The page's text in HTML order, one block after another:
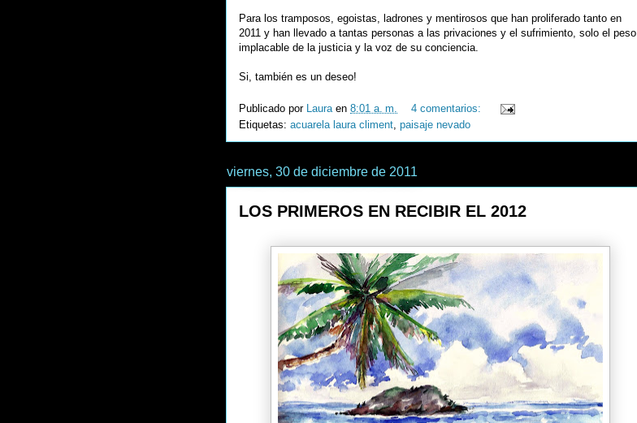
Para los tramposos, egoistas, ladrones y mentirosos que han proliferado tanto en
2011 y han llevado a tantas personas a las privaciones y el sufrimiento, solo el peso
implacable de la justicia y la voz de su conciencia.
Si, también es un deseo!
Publicado por Laura en 8:01 a. m.
4 comentarios:
Etiquetas: acuarela laura climent paisaje nevado
viernes, 30 de diciembre de 2011
LOS PRIMEROS EN RECIBIR EL 2012